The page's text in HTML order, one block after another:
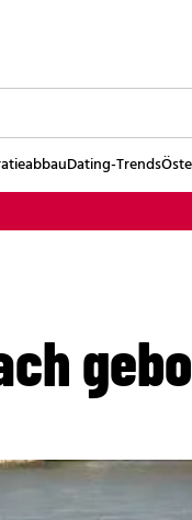
Dating-Trends